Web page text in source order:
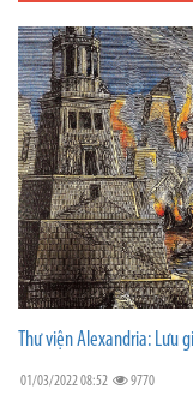
Thư viện Alexandria: Lưu
01/03/2022 08:52 9770